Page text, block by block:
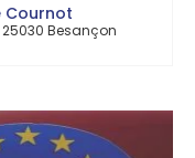
Cournot
25030 Besançon